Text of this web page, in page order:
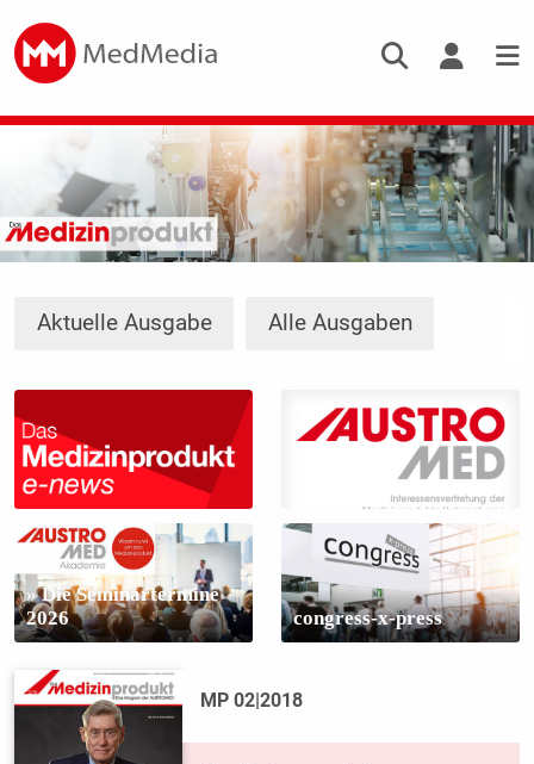
Aktuelle Ausgabe Alle Ausgaben
» Die Seminartermine
2026
congress-x-press
MP 02|2018